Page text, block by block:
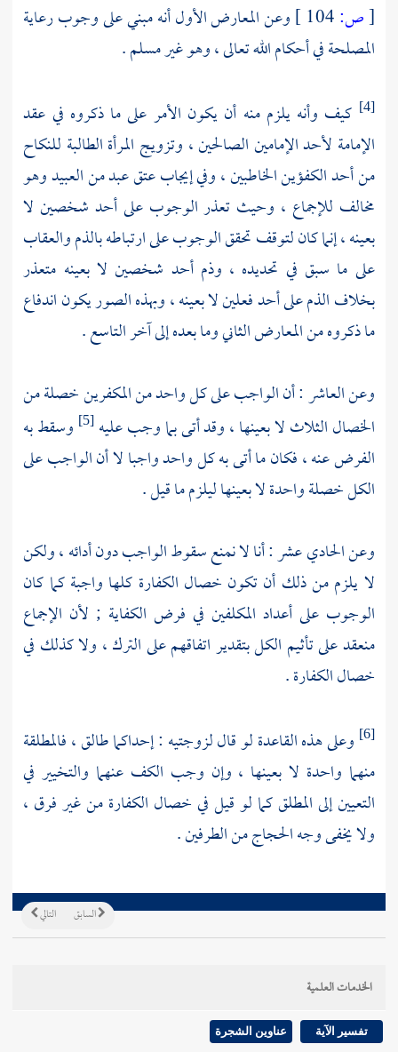
[ص:
وعن المعارض الأول أنه مبني على وجوب رعاية
المصلحة في أحكام الله تعالى ، وهو غير مسلم .
[4]
كيف وأنه يلزم منه أن يكون الأمر على ما ذكروه في عقد
الإمامة لأحد الإمامين الصالحين ، وتزويج المرأة الطالبة للنكاح
من أحد الكفؤين الخاطبين ، وفي إيجاب عتق عبد من العبيد وهو
مخالف للإجماع ، وحيث تعذر الوجوب على أحد شخصين لا
بعينه ، إنما كان لتوقف تحقق الوجوب على ارتباطه بالذم والعقاب
على ما سبق في تحديده ، وذم أحد شخصين لا بعينه متعذر
بخلاف الذم على أحد فعلين لا بعينه ، وبهذه الصور يكون اندفاع
ما ذكروه من المعارض الثاني وما بعده إلى آخر التاسع .
وعن العاشر : أن الواجب على كل واحد من المكفرين خصلة من
الخصال الثلاث لا بعينها ، وقد أتى بما وجب عليه [5]
وسقط به
الفرض عنه ، فكان ما أتى به كل واحد واجبا لا أن الواجب على
الكل خصلة واحدة لا بعينها ليلزم ما قيل .
وعن الحادي عشر : أنا لا نمنع سقوط الواجب دون أدائه ، ولكن
لا يلزم من ذلك أن تكون خصال الكفارة كلها واجبة كما كان
الوجوب على أعداد المكلفين في فرض الكفاية ; لأن الإجماع
منعقد على تأثيم الكل بتقدير اتفاقهم على الترك ، ولا كذلك في
خصال الكفارة .
[6]
وعلى هذه القاعدة لو قال لزوجتيه : إحداكما طالق ، فالمطلقة
منهما واحدة لا بعينها ، وإن وجب الكف عنهما والتخيير في
التعيين إلى المطلق كما لو قيل في خصال الكفارة من غير فرق ،
ولا يخفى وجه الحجاج من الطرفين .
التالي السابق
الخدمات العلمية
تفسير الآية عناوين الشجرة